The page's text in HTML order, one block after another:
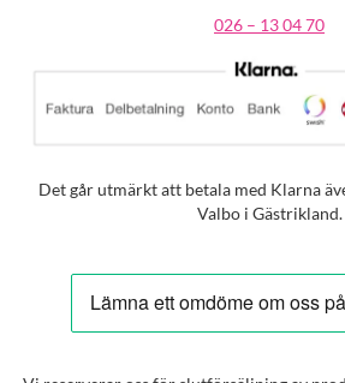
026 – 13 04 70
Det går utmärkt att betala med Klarna
Valbo i Gästrikland.